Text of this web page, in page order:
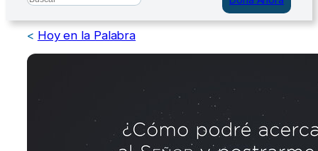
< Hoy en la Palabra